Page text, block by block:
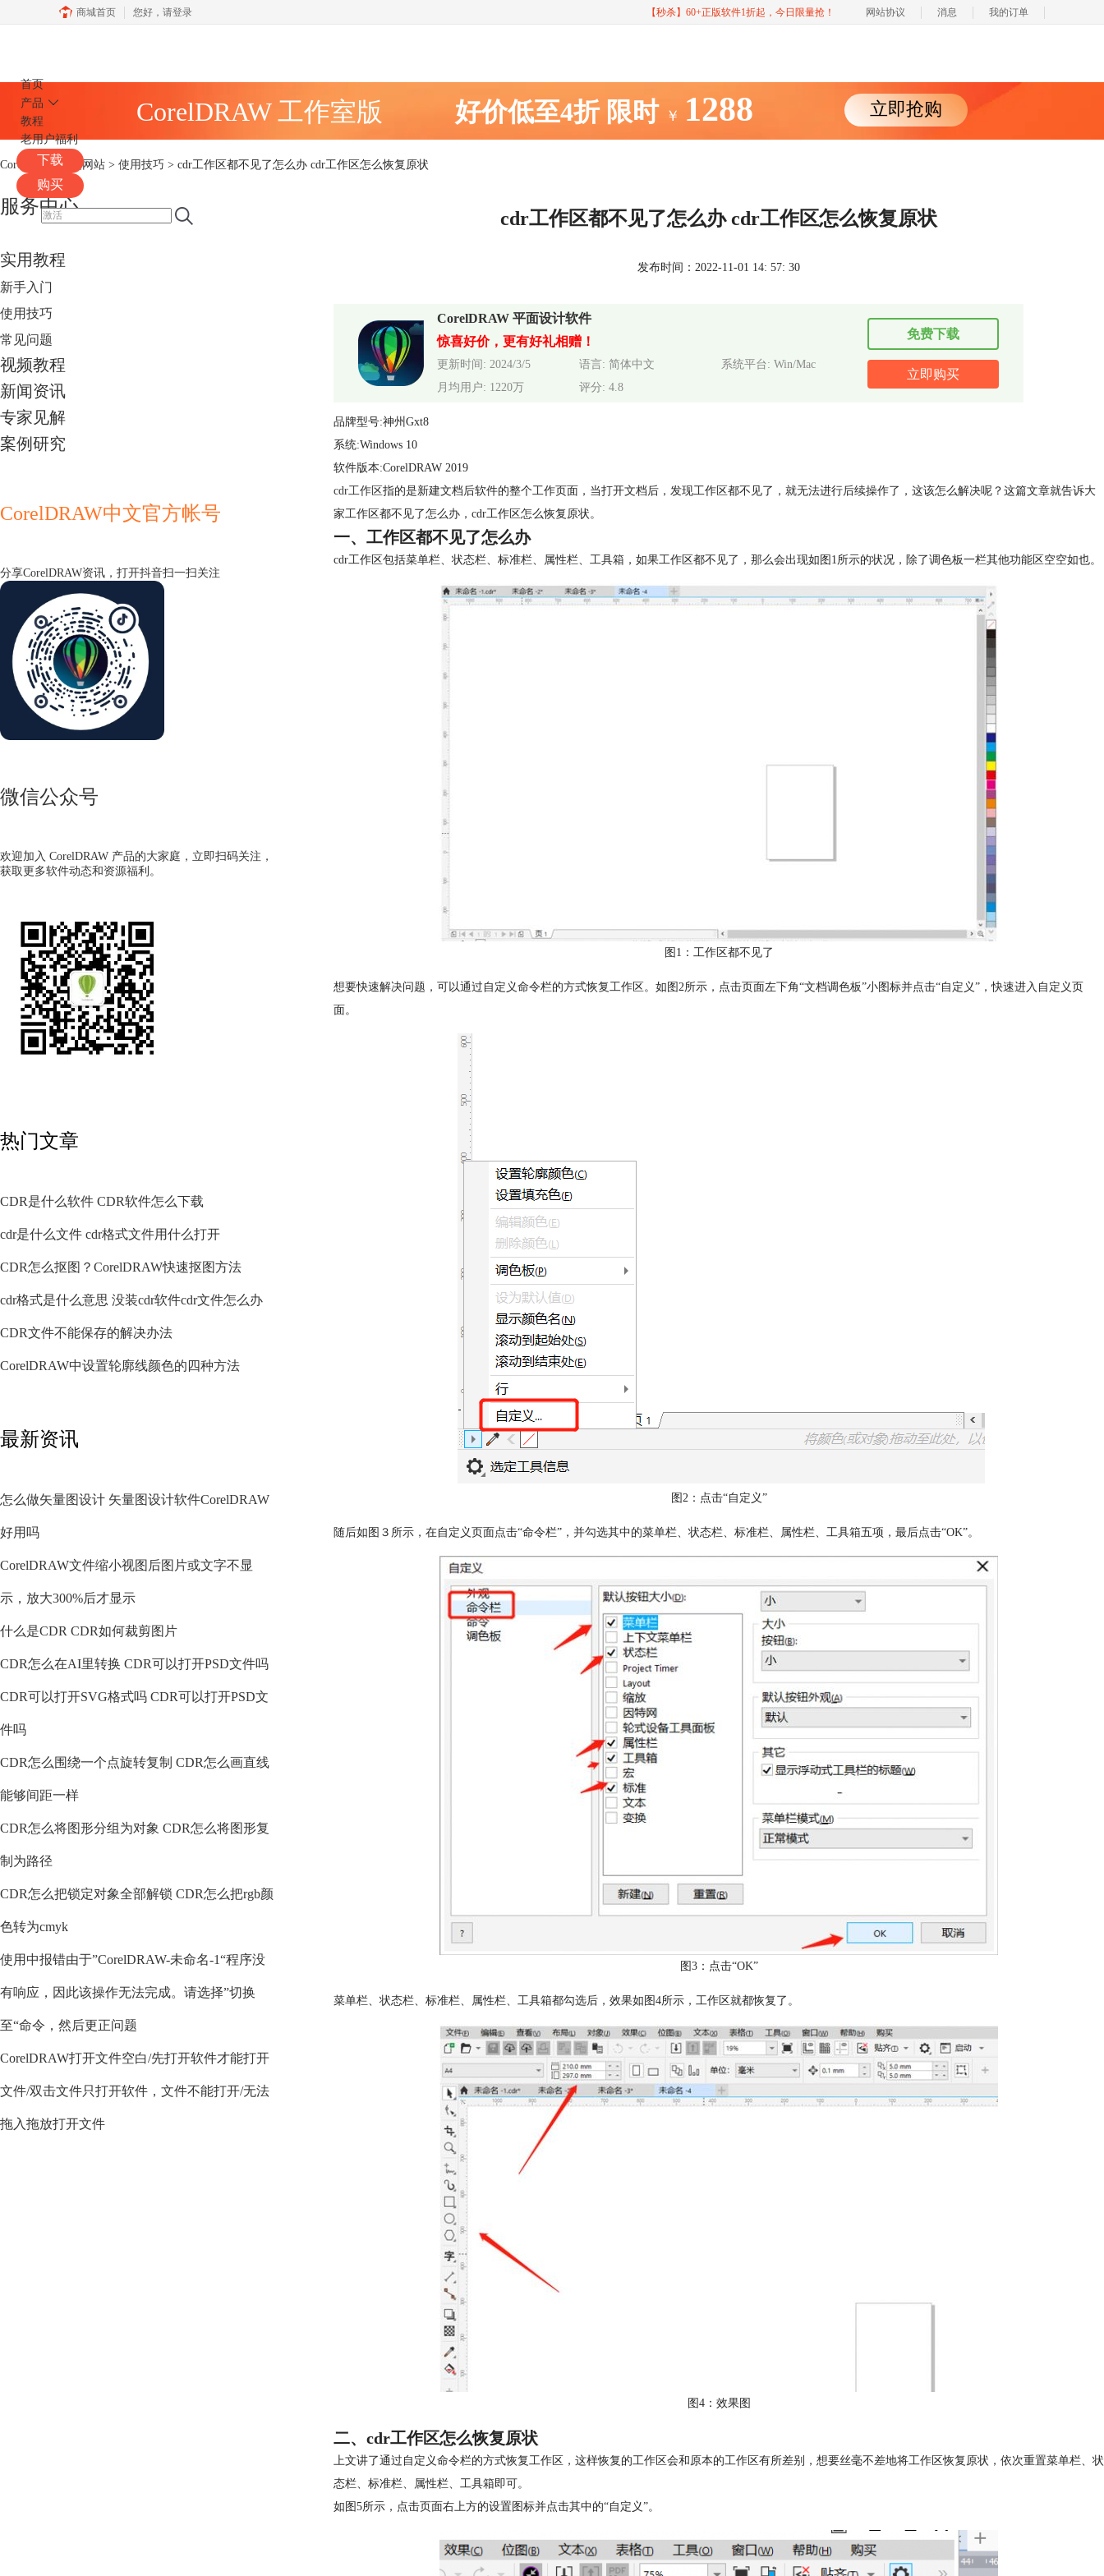
商城首页 您好， 请登录 【秒杀】60+正版软件1折起，今日限量抢！ 网站协议 消息 我的订单
首页
产品
教程
老用户福利
下载
购买
CorelDRAW 工作室版 好价低至4折 限时 ￥ 1288 立即抢购
CorelDRAW中文网站 > 使用技巧 > cdr工作区都不见了怎么办 cdr工作区怎么恢复原状
服务中心
实用教程
新手入门
使用技巧
常见问题
视频教程
新闻资讯
专家见解
案例研究
CorelDRAW中文官方帐号
分享CorelDRAW资讯，打开抖音扫一扫关注
微信公众号
欢迎加入 CorelDRAW 产品的大家庭，立即扫码关注，
获取更多软件动态和资源福利。
热门文章
CDR是什么软件 CDR软件怎么下载
cdr是什么文件 cdr格式文件用什么打开
CDR怎么抠图？CorelDRAW快速抠图方法
cdr格式是什么意思 没装cdr软件cdr文件怎么办
CDR文件不能保存的解决办法
CorelDRAW中设置轮廓线颜色的四种方法
最新资讯
怎么做矢量图设计 矢量图设计软件CorelDRAW
好用吗
CorelDRAW文件缩小视图后图片或文字不显
示，放大300%后才显示
什么是CDR CDR如何裁剪图片
CDR怎么在AI里转换 CDR可以打开PSD文件吗
CDR可以打开SVG格式吗 CDR可以打开PSD文
件吗
CDR怎么围绕一个点旋转复制 CDR怎么画直线
能够间距一样
CDR怎么将图形分组为对象 CDR怎么将图形复
制为路径
CDR怎么把锁定对象全部解锁 CDR怎么把rgb颜
色转为cmyk
使用中报错由于”CorelDRAW-未命名-1“程序没
有响应，因此该操作无法完成。请选择”切换
至“命令，然后更正问题
CorelDRAW打开文件空白/先打开软件才能打开
文件/双击文件只打开软件，文件不能打开/无法
拖入拖放打开文件
cdr工作区都不见了怎么办 cdr工作区怎么恢复原状
发布时间：2022-11-01 14: 57: 30
CorelDRAW 平面设计软件
惊喜好价，更有好礼相赠！
更新时间: 2024/3/5 语言: 简体中文
系统平台: Win/Mac
月均用户: 1220万
评分: 4.8
免费下载
立即购买
品牌型号:神州Gxt8
系统:Windows 10
软件版本:CorelDRAW 2019
cdr工作区指的是新建文档后软件的整个工作页面，当打开文档后，发现工作区都不见了，就无法进行后续操作了，这该怎么解决呢？这篇文章就告诉大
家工作区都不见了怎么办，cdr工作区怎么恢复原状。
一、工作区都不见了怎么办
cdr工作区包括菜单栏、状态栏、标准栏、属性栏、工具箱，如果工作区都不见了，那么会出现如图1所示的状况，除了调色板一栏其他功能区空空如也。
图1：工作区都不见了
想要快速解决问题，可以通过自定义命令栏的方式恢复工作区。如图2所示，点击页面左下角“文档调色板”小图标并点击“自定义”，快速进入自定义页
面。
图2：点击“自定义”
随后如图３所示，在自定义页面点击“命令栏”，并勾选其中的菜单栏、状态栏、标准栏、属性栏、工具箱五项，最后点击“OK”。
图3：点击“OK”
菜单栏、状态栏、标准栏、属性栏、工具箱都勾选后，效果如图4所示，工作区就都恢复了。
图4：效果图
二、cdr工作区怎么恢复原状
上文讲了通过自定义命令栏的方式恢复工作区，这样恢复的工作区会和原本的工作区有所差别，想要丝毫不差地将工作区恢复原状，依次重置菜单栏、状
态栏、标准栏、属性栏、工具箱即可。
如图5所示，点击页面右上方的设置图标并点击其中的“自定义”。